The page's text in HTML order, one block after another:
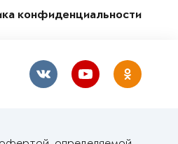
конфиденциальности